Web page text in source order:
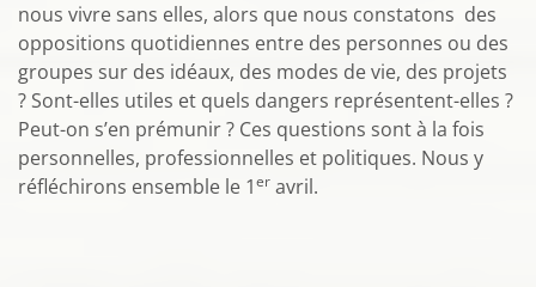
nous vivre sans elles, alors que nous constatons des
oppositions quotidiennes entre des personnes ou des
groupes sur des idéaux, des modes de vie, des projets
? Sont-elles utiles et quels dangers représentent-elles ?
Peut-on s’en prémunir ? Ces questions sont à la fois
personnelles, professionnelles et politiques. Nous y
réfléchirons ensemble le 1er avril.